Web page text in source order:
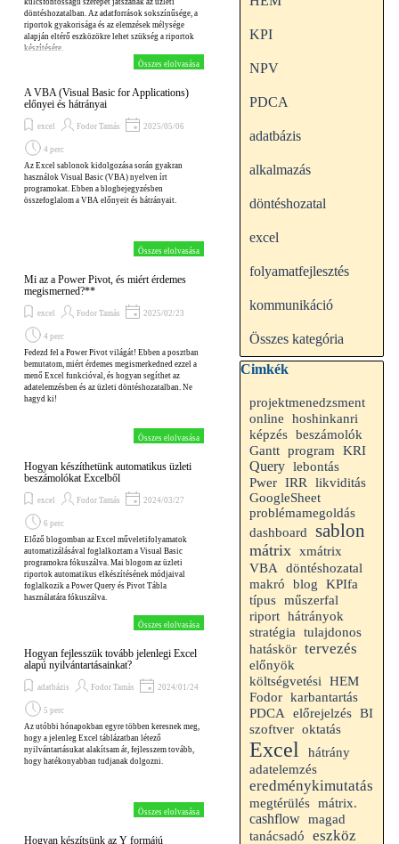
kulcsfontosságú szerepet játszanak az üzleti
döntéshozatalban. Az adatforrások sokszínűsége, a
riportok gyakorisága és az elemzések mélysége
alapján eltérő eszközökre lehet szükség a riportok
készítésére.
Összes elolvasása
A VBA (Visual Basic for Applications)
előnyei és hátrányai
excel Fodor Tamás 2025/05/06
4 perc
Az Excel sablonok kidolgozása során gyakran
használok Visual Basic (VBA) nyelven írt
programokat. Ebben a blogbejegyzésben
összefoglalom a VBA előnyeit és hátrányait.
Összes elolvasása
Mi az a Power Pivot, és miért érdemes
megismerned?**
excel Fodor Tamás 2025/02/23
4 perc
Fedezd fel a Power Pivot világát! Ebben a posztban
bemutatom, miért érdemes megismerkedned ezzel a
menő Excel funkcióval, és hogyan segíthet az
adatelemzésben és az üzleti döntéshozatalban. Ne
hagyd ki!
Összes elolvasása
Hogyan készíthetünk automatikus üzleti
beszámolókat Excelből
excel Fodor Tamás 2024/03/27
6 perc
Előző blogomban az Excel műveletifolyamatok
automatizálásával foglalkoztam a Visual Basic
programokra fókuszálva. Mai blogom az üzleti
riportok automatikus elkészítésének módjaival
foglalkozik a Power Query és Pivot Tábla
használatára fókuszálva.
Összes elolvasása
Hogyan fejlesszük tovább jelenlegi Excel
alapú nyilvántartásainkat?
adatbázis Fodor Tamás 2024/01/24
5 perc
Az utóbbi hónapokban egyre többen keresnek meg,
hogy a jelenleg Excel táblázatban létező
nyilvántartásukat alakítsam át, fejlesszem tovább,
hogy hatékonyabban tudjanak dolgozni.
Összes elolvasása
Hogyan készítsünk az Y formájú
KPI
NPV
PDCA
adatbázis
alkalmazás
döntéshozatal
excel
folyamatfejlesztés
kommunikáció
Összes kategória
Kihagy blokk Cimkék
Cimkék
projektmenedzsment
online
hoshinkanri
képzés beszámolók
Gantt program KRI
Query lebontás
Pwer IRR likviditás
GoogleSheet
problémamegoldás
dashboard
sablon
mátrix xmátrix
VBA döntéshozatal
makró blog
KPIfa
típus műszerfal
riport hátrányok
stratégia
tulajdonos
hatáskör tervezés
előnyök
költségvetési
HEM
Fodor karbantartás
PDCA
előrejelzés BI
szoftver oktatás
Excel hátrány
adatelemzés
eredménykimutatás
megtérülés mátrix.
cashflow magad
tanácsadó
eszköz